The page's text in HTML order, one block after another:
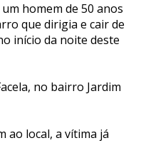
homem de 50 anos
que dirigia e cair de
início da noite deste
no bairro Jardim
ao local, a vítima já